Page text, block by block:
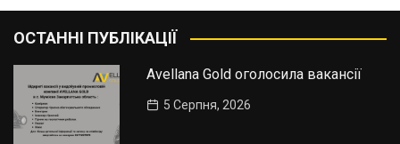
ОСТАННІ ПУБЛІКАЦІЇ
Avellana Gold оголосила вакансії
5 Серпня, 2026